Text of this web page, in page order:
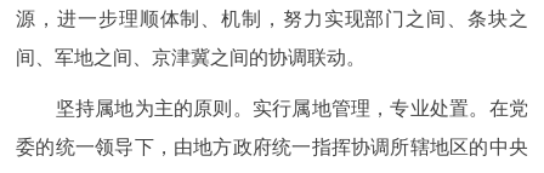
源，进一步理顺体制、机制，努力实现部门之间、条块之
间、军地之间、京津冀之间的协调联动。
坚持属地为主的原则。实行属地管理，专业处置。在党
委的统一领导下，由地方政府统一指挥协调所辖地区的中央